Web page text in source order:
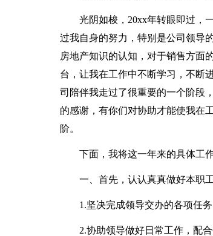
光阴如梭，20xx年转眼即过，
过我自身的努力，特别是公司领导
房地产知识的认知，对于销售方面
台，让我在工作中不断学习，不断
司陪伴我走过了很重要的一个阶段
的感谢，有你们对协助才能使我在
阶。
下面，我将这一年来的具体工
一、首先，认认真真做好本职工
1.坚决完成领导交办的各项任
2.协助领导做好日常工作，配合